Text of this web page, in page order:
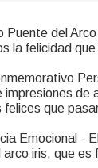
Puente del
la felicidad
impresiones de
felices que
Emocional -
iris, que es